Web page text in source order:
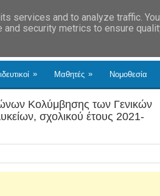
» Μαθητές » Νομοθεσία
Κολύμβησης των Γενικών
σχολικού έτους 2021-
services and to analyze traffic.
security metrics to ensure